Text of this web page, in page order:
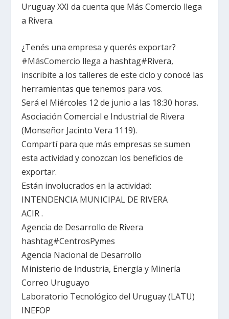
Uruguay XXI da cuenta que Más Comercio llega
a Rivera.
¿Tenés una empresa y querés exportar?
#MásComercio llega a hashtag#Rivera,
inscribite a los talleres de este ciclo y conocé las
herramientas que tenemos para vos.
Será el Miércoles 12 de junio a las 18:30 horas.
Asociación Comercial e Industrial de Rivera
(Monseñor Jacinto Vera 1119).
Compartí para que más empresas se sumen
esta actividad y conozcan los beneficios de
exportar.
Están involucrados en la actividad:
INTENDENCIA MUNICIPAL DE RIVERA
ACIR .
Agencia de Desarrollo de Rivera
hashtag#CentrosPymes
Agencia Nacional de Desarrollo
Ministerio de Industria, Energía y Minería
Correo Uruguayo
Laboratorio Tecnológico del Uruguay (LATU)
INEFOP